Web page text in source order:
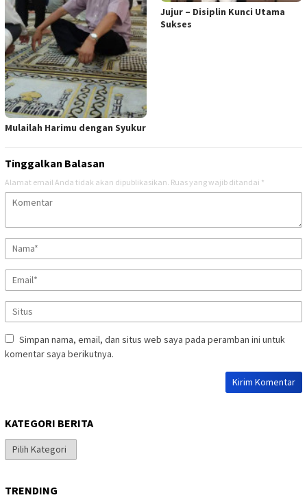
Mulailah Harimu dengan Syukur
Jujur – Disiplin Kunci Utama
Sukses
Tinggalkan Balasan
Alamat email Anda tidak akan dipublikasikan. Ruas yang wajib ditandai *
Simpan nama, email, dan situs web saya pada peramban ini untuk
komentar saya berikutnya.
KATEGORI BERITA
Kategori
Berita
TRENDING